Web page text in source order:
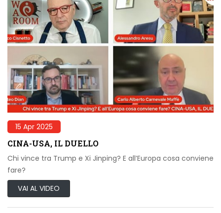
15 Apr 2025
CINA-USA, IL DUELLO
Chi vince tra Trump e Xi Jinping? E all’Europa cosa conviene
fare?
VAI AL VIDEO